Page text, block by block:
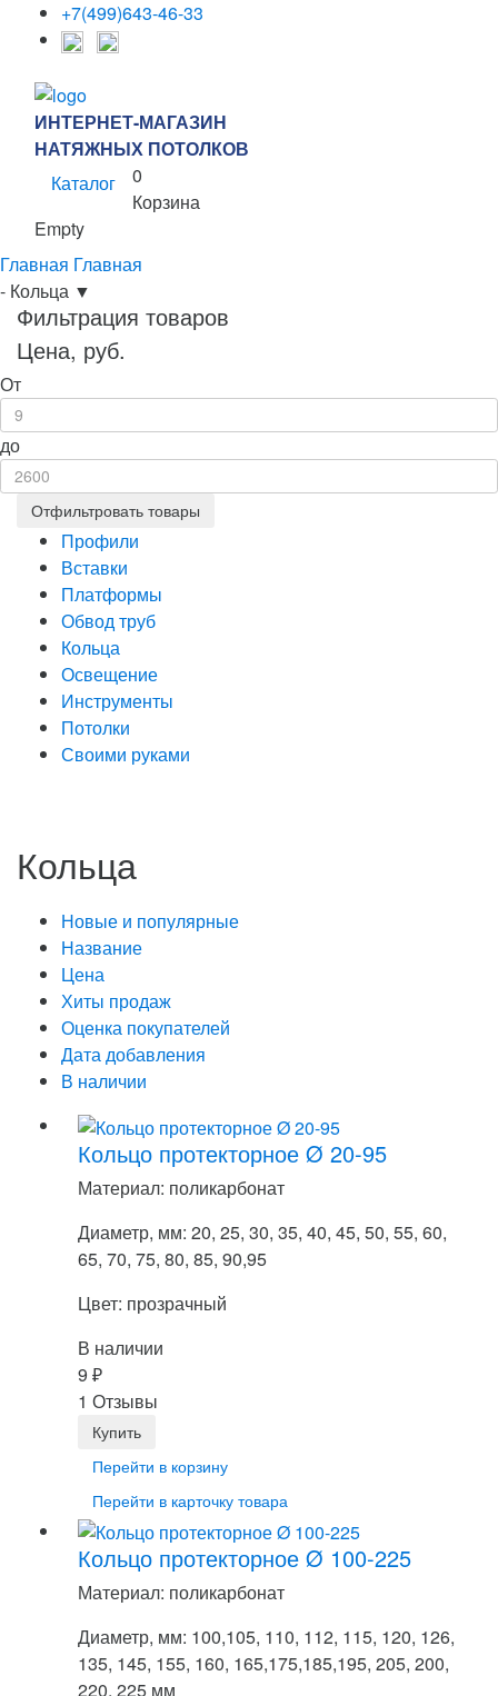
+7(499)643-46-33
ИНТЕРНЕТ-МАГАЗИН
НАТЯЖНЫХ ПОТОЛКОВ
Каталог
0
Корзина
Empty
Главная Главная
- Кольца ▼
Фильтрация товаров
Цена, руб.
От
до
Профили
Вставки
Платформы
Обвод труб
Кольца
Освещение
Инструменты
Потолки
Своими руками
Кольца
Новые и популярные
Название
Цена
Хиты продаж
Оценка покупателей
Дата добавления
В наличии
Кольцо протекторное Ø 20-95
Материал: поликарбонат
Диаметр, мм: 20, 25, 30, 35, 40, 45, 50, 55, 60,
65, 70, 75, 80, 85, 90,95
Цвет: прозрачный
В наличии
9 ₽
1 Отзывы
Перейти в корзину
Перейти в карточку товара
Кольцо протекторное Ø 100-225
Материал: поликарбонат
Диаметр, мм: 100,105, 110, 112, 115, 120, 126,
135, 145, 155, 160, 165,175,185,195, 205, 200,
220, 225 мм